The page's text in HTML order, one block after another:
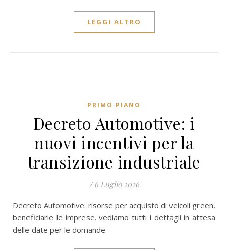
LEGGI ALTRO
PRIMO PIANO
Decreto Automotive: i
nuovi incentivi per la
transizione industriale
/ 6 Luglio 2026
Decreto Automotive: risorse per acquisto di veicoli green,
beneficiarie le imprese. vediamo tutti i dettagli in attesa
delle date per le domande